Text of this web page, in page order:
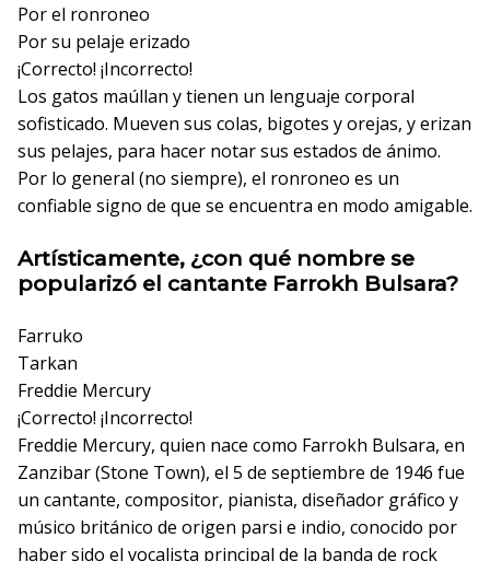
Por el ronroneo
Por su pelaje erizado
¡Correcto! ¡Incorrecto!
Los gatos maúllan y tienen un lenguaje corporal
sofisticado. Mueven sus colas, bigotes y orejas, y erizan
sus pelajes, para hacer notar sus estados de ánimo.
Por lo general (no siempre), el ronroneo es un
confiable signo de que se encuentra en modo amigable.
Artísticamente, ¿con qué nombre se
popularizó el cantante Farrokh Bulsara?
Farruko
Tarkan
Freddie Mercury
¡Correcto! ¡Incorrecto!
Freddie Mercury, quien nace como Farrokh Bulsara, en
Zanzibar (Stone Town), el 5 de septiembre de 1946 fue
un cantante, compositor, pianista, diseñador gráfico y
músico británico de origen parsi e indio, conocido por
haber sido el vocalista principal de la banda de rock